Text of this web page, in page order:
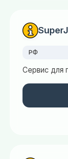
РФ
Сервис для